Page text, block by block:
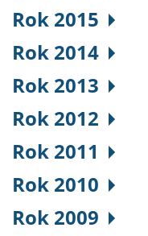
Rok 2015
Rok 2014
Rok 2013
Rok 2012
Rok 2011
Rok 2010
Rok 2009